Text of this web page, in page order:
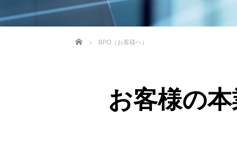
ホーム BPO（お客様へ）
お客様の